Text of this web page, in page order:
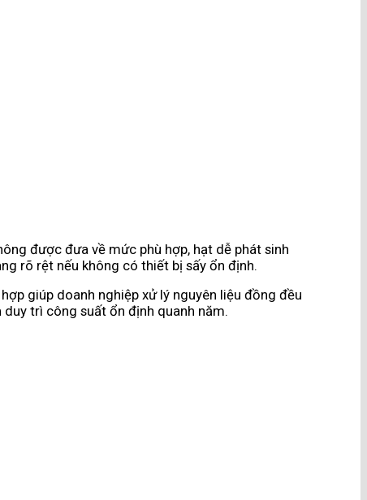
được đưa về mức phù hợp, hạt dễ phát sinh
rõ rệt nếu không có thiết bị sấy ổn định.
giúp doanh nghiệp xử lý nguyên liệu đồng đều
trì công suất ổn định quanh năm.